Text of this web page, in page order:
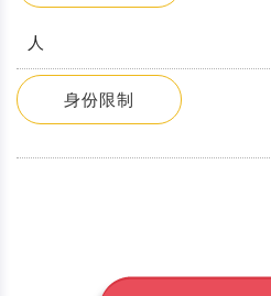
人
身份限制